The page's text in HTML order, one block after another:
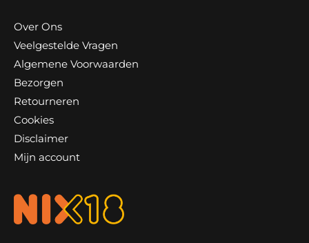
Over Ons
Veelgestelde Vragen
Algemene Voorwaarden
Bezorgen
Retourneren
Cookies
Disclaimer
Mijn account